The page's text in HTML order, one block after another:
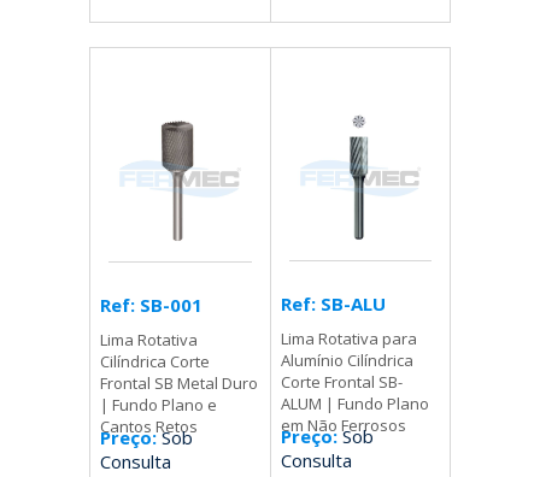
Ref: SB-001
Lima Rotativa
Cilíndrica Corte
Frontal SB Metal Duro
| Fundo Plano e
Cantos Retos
Preço:Sob
Consulta
Ref: SB-ALU
Lima Rotativa para
Alumínio Cilíndrica
Corte Frontal SB-
ALUM | Fundo Plano
em Não Ferrosos
Preço:Sob
Consulta